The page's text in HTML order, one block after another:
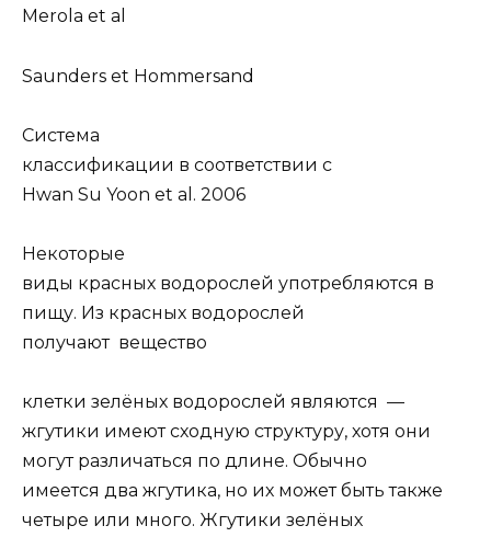
Merola et al
Saunders et Hommersand
Система
классификации в соответствии с
Hwan Su Yoon et al. 2006
Некоторые
виды красных водорослей употребляются в
пищу. Из красных водорослей
получают вещество
клетки зелёных водорослей являются —
жгутики имеют сходную структуру, хотя они
могут различаться по длине. Обычно
имеется два жгутика, но их может быть также
четыре или много. Жгутики зелёных